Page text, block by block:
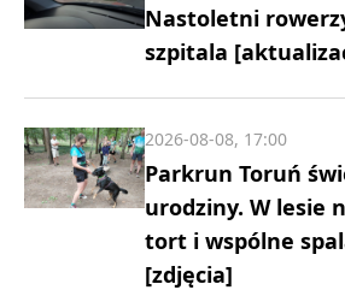
Nastoletni
szpitala
Parkrun Toruń
urodziny. W lesie
tort i wspólne
[zdjęcia]
2026-08-08, 17:00